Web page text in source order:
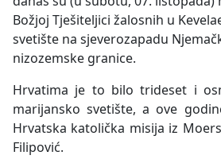
Božjoj Tješiteljici žalosnih u
svetište na sjeverozapadu
nizozemske granice.
Hrvatima je to bilo trideset i
marijansko svetište, a ove
Hrvatska katolička misija iz
Filipović.